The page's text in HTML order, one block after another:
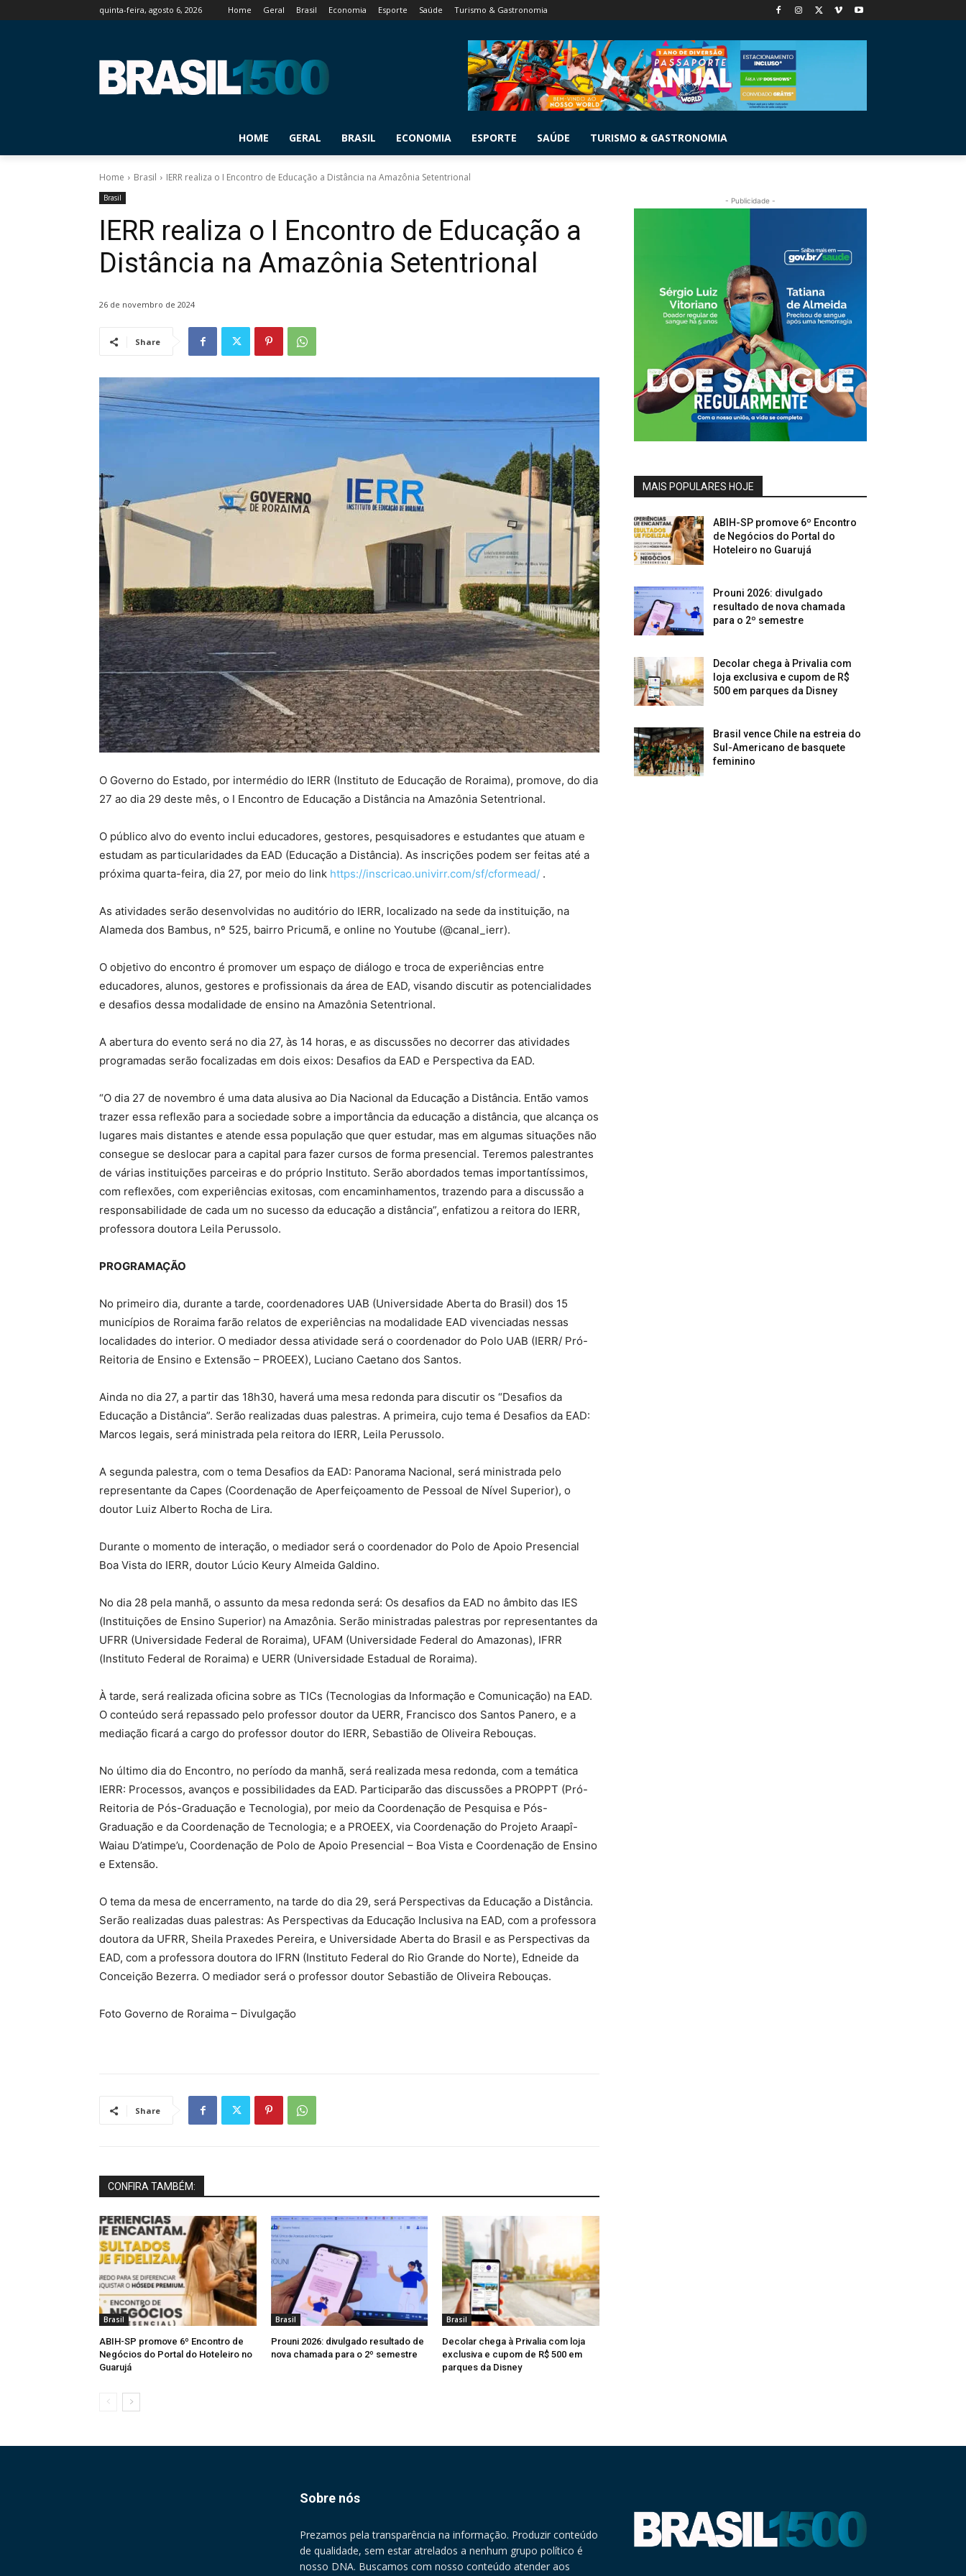
quinta-feira, agosto 6, 2026 Home Geral Brasil Economia Esporte Saúde Turismo & Gastronomia
HOME GERAL BRASIL ECONOMIA ESPORTE SAÚDE TURISMO & GASTRONOMIA
Home Brasil IERR realiza o I Encontro de Educação a Distância na Amazônia Setentrional
Brasil
IERR realiza o I Encontro de Educação a
Distância na Amazônia Setentrional
26 de novembro de 2024
Share
O Governo do Estado, por intermédio do IERR (Instituto de Educação de Roraima), promove, do dia
27 ao dia 29 deste mês, o I Encontro de Educação a Distância na Amazônia Setentrional.
O público alvo do evento inclui educadores, gestores, pesquisadores e estudantes que atuam e
estudam as particularidades da EAD (Educação a Distância). As inscrições podem ser feitas até a
próxima quarta-feira, dia 27, por meio do link https://inscricao.univirr.com/sf/cformead/ .
As atividades serão desenvolvidas no auditório do IERR, localizado na sede da instituição, na
Alameda dos Bambus, nº 525, bairro Pricumã, e online no Youtube (@canal_ierr).
O objetivo do encontro é promover um espaço de diálogo e troca de experiências entre
educadores, alunos, gestores e profissionais da área de EAD, visando discutir as potencialidades
e desafios dessa modalidade de ensino na Amazônia Setentrional.
A abertura do evento será no dia 27, às 14 horas, e as discussões no decorrer das atividades
programadas serão focalizadas em dois eixos: Desafios da EAD e Perspectiva da EAD.
“O dia 27 de novembro é uma data alusiva ao Dia Nacional da Educação a Distância. Então vamos
trazer essa reflexão para a sociedade sobre a importância da educação a distância, que alcança os
lugares mais distantes e atende essa população que quer estudar, mas em algumas situações não
consegue se deslocar para a capital para fazer cursos de forma presencial. Teremos palestrantes
de várias instituições parceiras e do próprio Instituto. Serão abordados temas importantíssimos,
com reflexões, com experiências exitosas, com encaminhamentos, trazendo para a discussão a
responsabilidade de cada um no sucesso da educação a distância”, enfatizou a reitora do IERR,
professora doutora Leila Perussolo.
PROGRAMAÇÃO
No primeiro dia, durante a tarde, coordenadores UAB (Universidade Aberta do Brasil) dos 15
municípios de Roraima farão relatos de experiências na modalidade EAD vivenciadas nessas
localidades do interior. O mediador dessa atividade será o coordenador do Polo UAB (IERR/ Pró-
Reitoria de Ensino e Extensão – PROEEX), Luciano Caetano dos Santos.
Ainda no dia 27, a partir das 18h30, haverá uma mesa redonda para discutir os “Desafios da
Educação a Distância”. Serão realizadas duas palestras. A primeira, cujo tema é Desafios da EAD:
Marcos legais, será ministrada pela reitora do IERR, Leila Perussolo.
A segunda palestra, com o tema Desafios da EAD: Panorama Nacional, será ministrada pelo
representante da Capes (Coordenação de Aperfeiçoamento de Pessoal de Nível Superior), o
doutor Luiz Alberto Rocha de Lira.
Durante o momento de interação, o mediador será o coordenador do Polo de Apoio Presencial
Boa Vista do IERR, doutor Lúcio Keury Almeida Galdino.
No dia 28 pela manhã, o assunto da mesa redonda será: Os desafios da EAD no âmbito das IES
(Instituições de Ensino Superior) na Amazônia. Serão ministradas palestras por representantes da
UFRR (Universidade Federal de Roraima), UFAM (Universidade Federal do Amazonas), IFRR
(Instituto Federal de Roraima) e UERR (Universidade Estadual de Roraima).
À tarde, será realizada oficina sobre as TICs (Tecnologias da Informação e Comunicação) na EAD.
O conteúdo será repassado pelo professor doutor da UERR, Francisco dos Santos Panero, e a
mediação ficará a cargo do professor doutor do IERR, Sebastião de Oliveira Rebouças.
No último dia do Encontro, no período da manhã, será realizada mesa redonda, com a temática
IERR: Processos, avanços e possibilidades da EAD. Participarão das discussões a PROPPT (Pró-
Reitoria de Pós-Graduação e Tecnologia), por meio da Coordenação de Pesquisa e Pós-
Graduação e da Coordenação de Tecnologia; e a PROEEX, via Coordenação do Projeto Araapî-
Waiau D’atimpe’u, Coordenação de Polo de Apoio Presencial – Boa Vista e Coordenação de Ensino
e Extensão.
O tema da mesa de encerramento, na tarde do dia 29, será Perspectivas da Educação a Distância.
Serão realizadas duas palestras: As Perspectivas da Educação Inclusiva na EAD, com a professora
doutora da UFRR, Sheila Praxedes Pereira, e Universidade Aberta do Brasil e as Perspectivas da
EAD, com a professora doutora do IFRN (Instituto Federal do Rio Grande do Norte), Edneide da
Conceição Bezerra. O mediador será o professor doutor Sebastião de Oliveira Rebouças.
Foto Governo de Roraima – Divulgação
Share
CONFIRA TAMBÉM:
Brasil
ABIH-SP promove 6º Encontro de
Negócios do Portal do Hoteleiro no
Guarujá
Brasil
Prouni 2026: divulgado resultado de
nova chamada para o 2º semestre
Brasil
Decolar chega à Privalia com loja
exclusiva e cupom de R$ 500 em
parques da Disney
- Publicidade -
MAIS POPULARES HOJE
ABIH-SP promove 6º Encontro
de Negócios do Portal do
Hoteleiro no Guarujá
Prouni 2026: divulgado
resultado de nova chamada
para o 2º semestre
Decolar chega à Privalia com
loja exclusiva e cupom de R$
500 em parques da Disney
Brasil vence Chile na estreia do
Sul-Americano de basquete
feminino
Sobre nós
Prezamos pela transparência na informação. Produzir conteúdo
de qualidade, sem estar atrelados a nenhum grupo político é
nosso DNA. Buscamos com nosso conteúdo atender aos